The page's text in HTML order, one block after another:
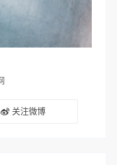
关注微博